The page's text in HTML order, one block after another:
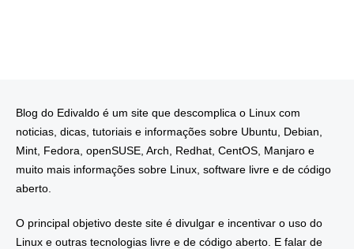
Blog do Edivaldo é um site que descomplica o Linux com
noticias, dicas, tutoriais e informações sobre Ubuntu, Debian,
Mint, Fedora, openSUSE, Arch, Redhat, CentOS, Manjaro e
muito mais informações sobre Linux, software livre e de código
aberto.
O principal objetivo deste site é divulgar e incentivar o uso do
Linux e outras tecnologias livre e de código aberto. E falar de